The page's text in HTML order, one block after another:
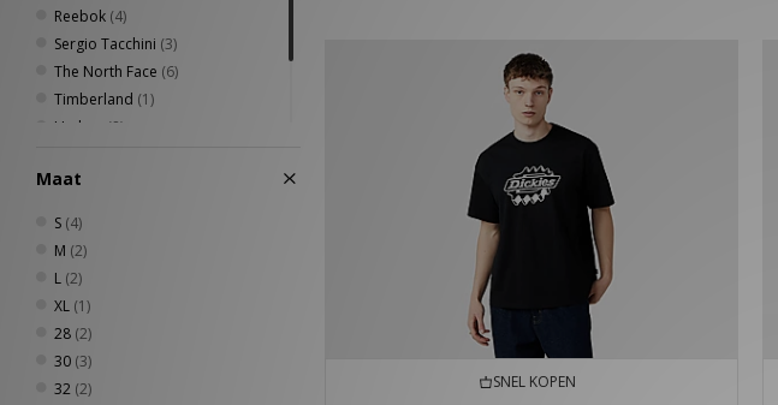
Reebok (4)
Sergio Tacchini (3)
The North Face (6)
Timberland (1)
Umbro
(8)
XLARGE
Maat
S (4)
M (2)
L (2)
XL (1)
28 (2)
30 (3)
32 (2)
SNEL KOPEN